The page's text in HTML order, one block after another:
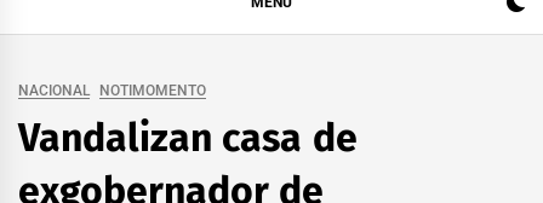
NACIONAL NOTIMOMENTO
Vandalizan casa de
exgobernador de